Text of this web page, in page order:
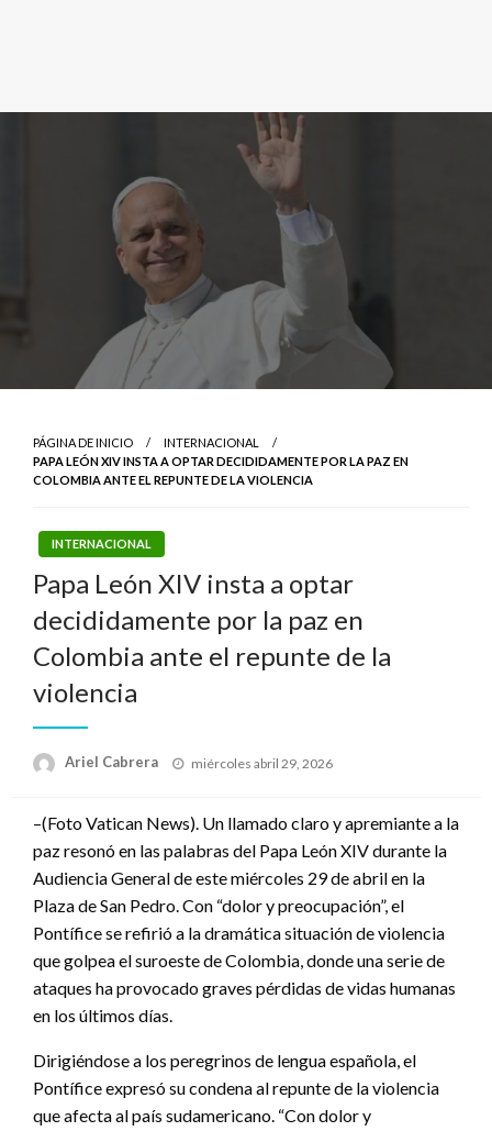
PÁGINA DE INICIO
INTERNACIONAL
PAPA LEÓN XIV INSTA A OPTAR DECIDIDAMENTE POR LA PAZ EN
COLOMBIA ANTE EL REPUNTE DE LA VIOLENCIA
INTERNACIONAL
Papa León XIV insta a optar
decididamente por la paz en
Colombia ante el repunte de la
violencia
Ariel Cabrera
Publicado
miércoles abril 29, 2026
–(Foto Vatican News). Un llamado claro y apremiante a la
paz resonó en las palabras del Papa León XIV durante la
Audiencia General de este miércoles 29 de abril en la
Plaza de San Pedro. Con “dolor y preocupación”, el
Pontífice se refirió a la dramática situación de violencia
que golpea el suroeste de Colombia, donde una serie de
ataques ha provocado graves pérdidas de vidas humanas
en los últimos días.
Dirigiéndose a los peregrinos de lengua española, el
Pontífice expresó su condena al repunte de la violencia
que afecta al país sudamericano. “Con dolor y